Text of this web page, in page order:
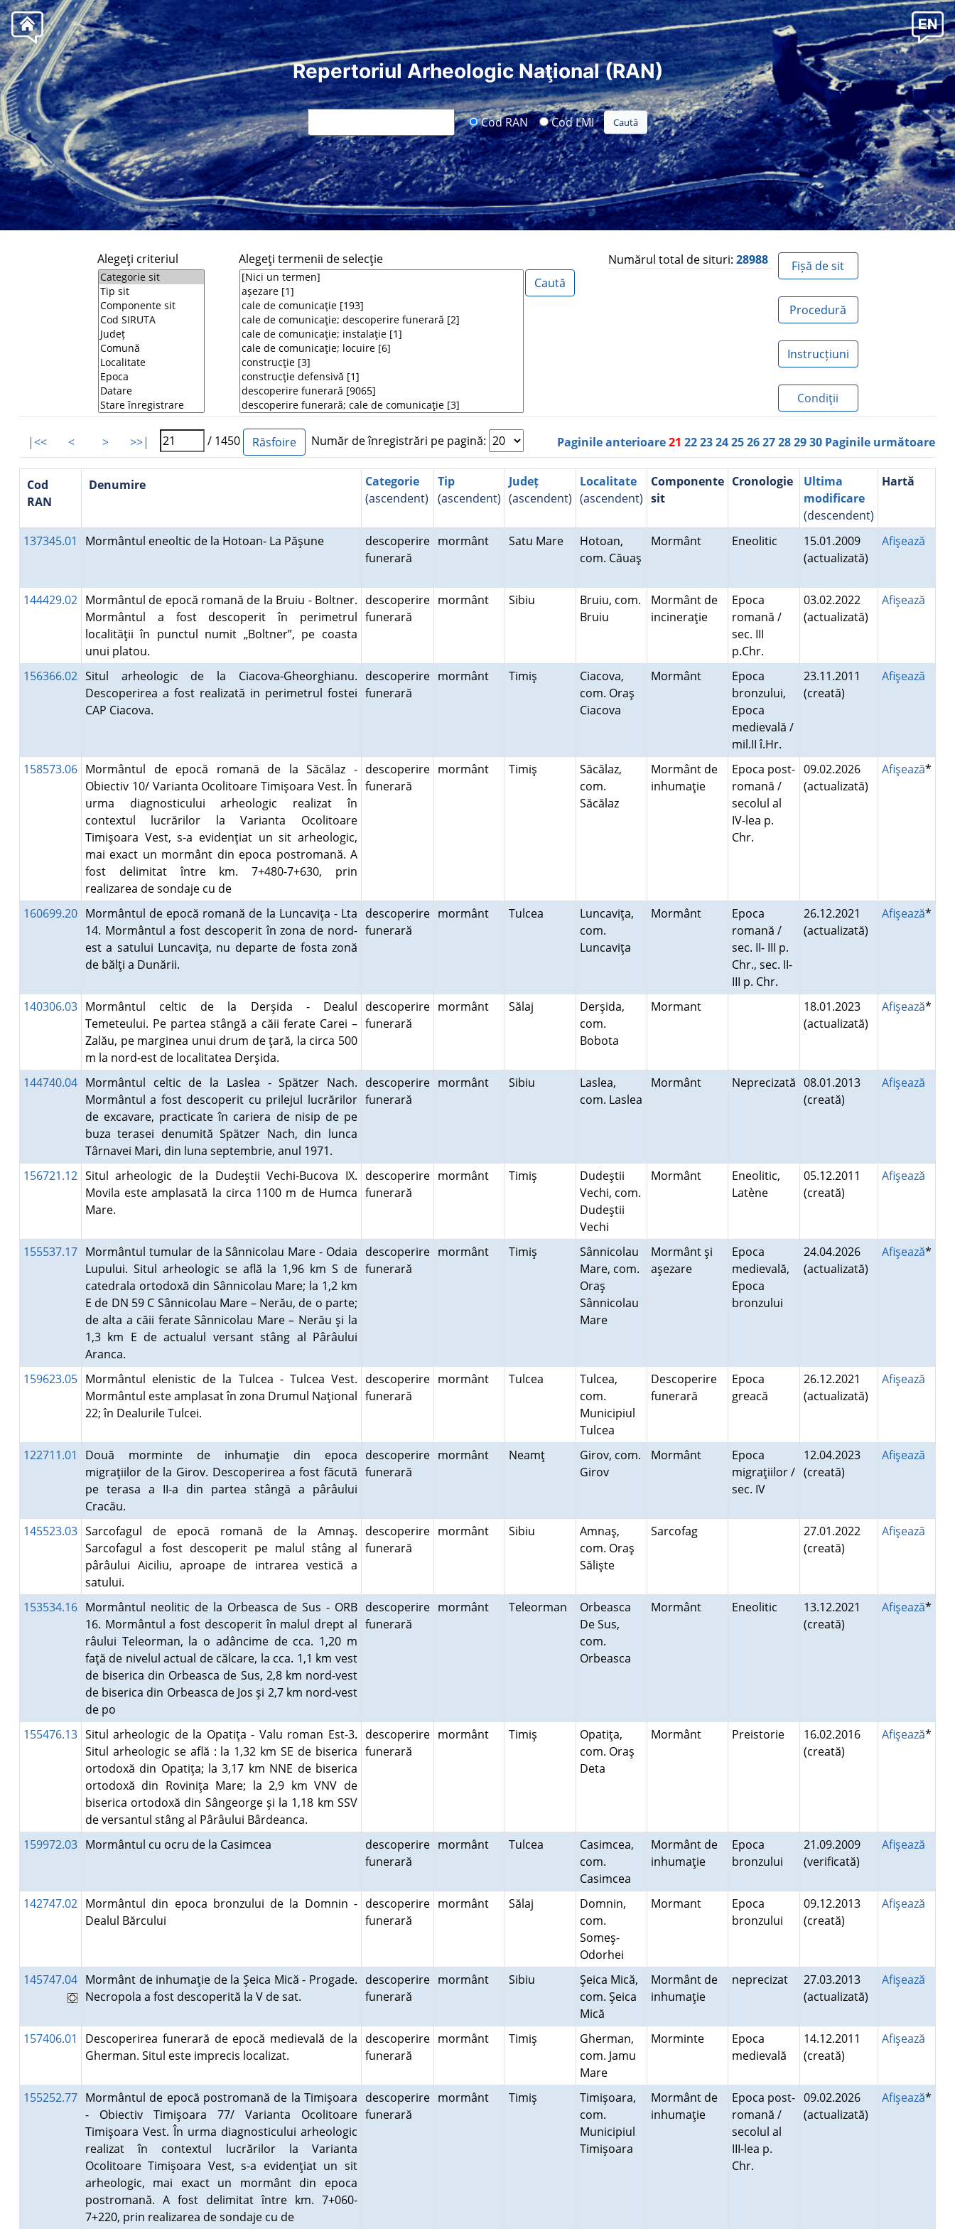
Repertoriul Arheologic Naţional (RAN)
Cod RAN Cod LMI
Alegeţi criteriul Alegeţi termenii de selecţie Numărul total de situri: 28988 Fișă de sit
Procedură
Instrucțiuni
Condiţii
|<< < > >>| / 1450 Număr de înregistrări pe pagină: Paginile anterioare21222324252627282930 Paginile următoare
Cod
RAN
Denumire
Categorie
(ascendent)
Tip
(ascendent)
Județ
(ascendent)
Localitate
(ascendent)
Componente
sit
Cronologie
Ultima
modificare
(descendent)
Hartă
137345.01 Mormântul eneoltic de la Hotoan- La Păşune
descoperire
funerară
mormânt Satu Mare
Hotoan,
com. Căuaş
Mormânt Eneolitic
15.01.2009
(actualizată)
Afişează
144429.02 Mormântul de epocă romană de la Bruiu - Boltner.
Mormântul a fost descoperit în perimetrul
localităţii în punctul numit „Boltner”, pe coasta
unui platou.
descoperire
funerară
mormânt Sibiu
Bruiu, com.
Bruiu
Mormânt de
incineraţie
Epoca
romană /
sec. III
p.Chr.
03.02.2022
(actualizată)
Afişează
156366.02 Situl arheologic de la Ciacova-Gheorghianu.
Descoperirea a fost realizată in perimetrul fostei
CAP Ciacova.
descoperire
funerară
mormânt Timiş
Ciacova,
com. Oraş
Ciacova
Mormânt
Epoca
bronzului,
Epoca
medievală /
mil.II î.Hr.
23.11.2011
(creată)
Afişează
158573.06 Mormântul de epocă romană de la Săcălaz -
Obiectiv 10/ Varianta Ocolitoare Timişoara Vest. În
urma diagnosticului arheologic realizat în
contextul lucrărilor la Varianta Ocolitoare
Timişoara Vest, s-a evidenţiat un sit arheologic,
mai exact un mormânt din epoca postromană. A
fost delimitat între km. 7+480-7+630, prin
realizarea de sondaje cu de
descoperire
funerară
mormânt Timiş
Săcălaz,
com.
Săcălaz
Mormânt de
inhumaţie
Epoca post-
romană /
secolul al
IV-lea p.
Chr.
09.02.2026
(actualizată)
Afişează*
160699.20 Mormântul de epocă romană de la Luncaviţa - Lta
14. Mormântul a fost descoperit în zona de nord-
est a satului Luncaviţa, nu departe de fosta zonă
de bălţi a Dunării.
descoperire
funerară
mormânt Tulcea
Luncaviţa,
com.
Luncaviţa
Mormânt
Epoca
romană /
sec. II- III p.
Chr., sec. II-
III p. Chr.
26.12.2021
(actualizată)
Afişează*
140306.03 Mormântul celtic de la Derşida - Dealul
Temeteului. Pe partea stângă a căii ferate Carei –
Zalău, pe marginea unui drum de ţară, la circa 500
m la nord-est de localitatea Derşida.
descoperire
funerară
mormânt Sălaj
Derşida,
com.
Bobota
Mormant
18.01.2023
(actualizată)
Afişează*
144740.04 Mormântul celtic de la Laslea - Spätzer Nach.
Mormântul a fost descoperit cu prilejul lucrărilor
de excavare, practicate în cariera de nisip de pe
buza terasei denumită Spätzer Nach, din lunca
Târnavei Mari, din luna septembrie, anul 1971.
descoperire
funerară
mormânt Sibiu
Laslea,
com. Laslea
Mormânt Neprecizată 08.01.2013
(creată)
Afişează
156721.12 Situl arheologic de la Dudeştii Vechi-Bucova IX.
Movila este amplasată la circa 1100 m de Humca
Mare.
descoperire
funerară
mormânt Timiş
Dudeştii
Vechi, com.
Dudeştii
Vechi
Mormânt
Eneolitic,
Latène
05.12.2011
(creată)
Afişează
155537.17 Mormântul tumular de la Sânnicolau Mare - Odaia
Lupului. Situl arheologic se află la 1,96 km S de
catedrala ortodoxă din Sânnicolau Mare; la 1,2 km
E de DN 59 C Sânnicolau Mare – Nerău, de o parte;
de alta a căii ferate Sânnicolau Mare – Nerău şi la
1,3 km E de actualul versant stâng al Pârâului
Aranca.
descoperire
funerară
mormânt Timiş
Sânnicolau
Mare, com.
Oraş
Sânnicolau
Mare
Mormânt şi
aşezare
Epoca
medievală,
Epoca
bronzului
24.04.2026
(actualizată)
Afişează*
159623.05 Mormântul elenistic de la Tulcea - Tulcea Vest.
Mormântul este amplasat în zona Drumul Naţional
22; în Dealurile Tulcei.
descoperire
funerară
mormânt Tulcea
Tulcea,
com.
Municipiul
Tulcea
Descoperire
funerară
Epoca
greacă
26.12.2021
(actualizată)
Afişează
122711.01
Două morminte de inhumaţie din epoca
migraţiilor de la Girov. Descoperirea a fost făcută
pe terasa a II-a din partea stângă a pârâului
Cracău.
descoperire
funerară
mormânt Neamţ
Girov, com.
Girov
Mormânt
Epoca
migraţiilor /
sec. IV
12.04.2023
(creată)
Afişează
145523.03 Sarcofagul de epocă romană de la Amnaş.
Sarcofagul a fost descoperit pe malul stâng al
pârâului Aiciliu, aproape de intrarea vestică a
satului.
descoperire
funerară
mormânt Sibiu
Amnaş,
com. Oraş
Sălişte
Sarcofag
27.01.2022
(creată)
Afişează
153534.16 Mormântul neolitic de la Orbeasca de Sus - ORB
16. Mormântul a fost descoperit în malul drept al
râului Teleorman, la o adâncime de cca. 1,20 m
faţă de nivelul actual de călcare, la cca. 1,1 km vest
de biserica din Orbeasca de Sus, 2,8 km nord-vest
de biserica din Orbeasca de Jos şi 2,7 km nord-vest
de po
descoperire
funerară
mormânt Teleorman
Orbeasca
De Sus,
com.
Orbeasca
Mormânt Eneolitic
13.12.2021
(creată)
Afişează*
155476.13 Situl arheologic de la Opatiţa - Valu roman Est-3.
Situl arheologic se află : la 1,32 km SE de biserica
ortodoxă din Opatiţa; la 3,17 km NNE de biserica
ortodoxă din Roviniţa Mare; la 2,9 km VNV de
biserica ortodoxă din Sângeorge şi la 1,18 km SSV
de versantul stâng al Pârâului Bârdeanca.
descoperire
funerară
mormânt Timiş
Opatiţa,
com. Oraş
Deta
Mormânt Preistorie
16.02.2016
(creată)
Afişează*
159972.03 Mormântul cu ocru de la Casimcea
descoperire
funerară
mormânt Tulcea
Casimcea,
com.
Casimcea
Mormânt de
inhumaţie
Epoca
bronzului
21.09.2009
(verificată)
Afişează
142747.02 Mormântul din epoca bronzului de la Domnin -
Dealul Bărcului
descoperire
funerară
mormânt Sălaj
Domnin,
com.
Someş-
Odorhei
Mormant
Epoca
bronzului
09.12.2013
(creată)
Afişează
145747.04 Mormânt de inhumaţie de la Şeica Mică - Progade.
Necropola a fost descoperită la V de sat.
descoperire
funerară
mormânt Sibiu
Şeica Mică,
com. Şeica
Mică
Mormânt de
inhumaţie
neprecizat
27.03.2013
(actualizată)
Afişează
157406.01
Descoperirea funerară de epocă medievală de la
Gherman. Situl este imprecis localizat.
descoperire
funerară
mormânt Timiş
Gherman,
com. Jamu
Mare
Morminte
Epoca
medievală
14.12.2011
(creată)
Afişează
155252.77 Mormântul de epocă postromană de la Timişoara
- Obiectiv Timişoara 77/ Varianta Ocolitoare
Timişoara Vest. În urma diagnosticului arheologic
realizat în contextul lucrărilor la Varianta
Ocolitoare Timişoara Vest, s-a evidenţiat un sit
arheologic, mai exact un mormânt din epoca
postromană. A fost delimitat între km. 7+060-
7+220, prin realizarea de sondaje cu de
descoperire
funerară
mormânt Timiş
Timişoara,
com.
Municipiul
Timişoara
Mormânt de
inhumaţie
Epoca post-
romană /
secolul al
III-lea p.
Chr.
09.02.2026
(actualizată)
Afişează*